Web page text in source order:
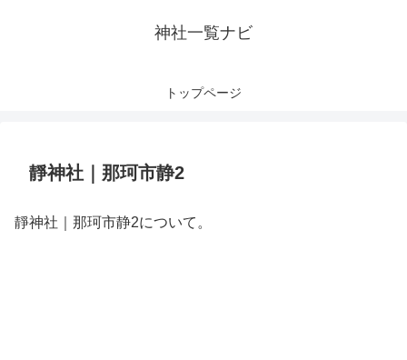
神社一覧ナビ
トップページ
靜神社｜那珂市静2
靜神社｜那珂市静2について。